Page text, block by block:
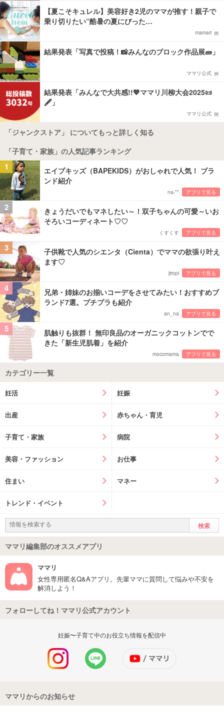
【夏こそキュレル】美容好き2児のママが推す！親子で
乗り切りたい“酷暑の夏にぴった…
mamari
結果発表「写真で投稿！📸みんなのブロック作品展🧱」
ママリ公式
結果発表「みんなで大共感!!💖ママリ川柳大会2025📜
🖋️」
ママリ公式
「ジャンクストア」 についてもっと詳しく知る
「子育て・家族」の人気記事ランキング
1
エイプキッズ（BAPEKIDS）がおしゃれで人気！ ブラ
ンド紹介
na-** アプリで見る
2
きょうだいでもマネしたい～！双子ちゃんの可愛～いお
そろいコーディネート♡♡
くすくす アプリで見る
3
子供靴で人気のシエンタ（Cienta）でママの欲張り叶え
ます♡
jiropi アプリで見る
4
兄弟・姉妹のお揃いコーデをさせてみたい！おすすめブ
ランド7選。プチプラも紹介
an_na アプリで見る
5
肌触りも抜群！ 無印良品のオーガニックコットンでで
きた「新生児肌着」を紹介
mocomama アプリで見る
カテゴリー一覧
妊活 妊娠
出産 赤ちゃん・育児
子育て・家族 病院
美容・ファッション お仕事
住まい マネー
トレンド・イベント
ママリ編集部のオススメアプリ
ママリ
女性専用匿名Q&Aアプリ。先輩ママに質問して悩みや不安を
解消しよう！
フォローしてね！ママリ公式アカウント
妊娠〜子育て中のお役立ち情報を配信中
ママリからのお知らせ